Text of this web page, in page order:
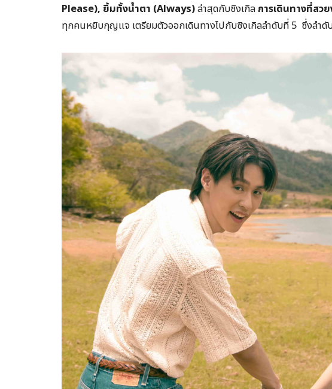
Please), ยิ้มทั้งน้ำตา (Always)ล่าสุดกับซิงเกิล การเดินทางที่สว
ทุกคนหยิบกุญแจ เตรียมตัวออกเดินทางไปกับซิงเกิลลำดับที่ 5 ซึ่งลำดั